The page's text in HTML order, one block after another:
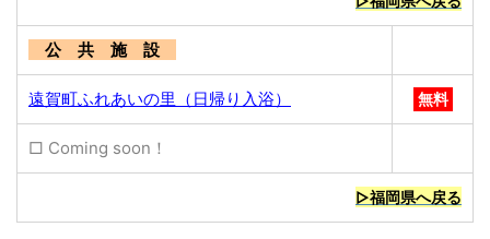
公 共 施 設
遠賀町ふれあいの里（日帰り入浴） 無料
□ Coming soon！
▷福岡県へ戻る